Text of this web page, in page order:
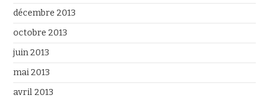
décembre 2013
octobre 2013
juin 2013
mai 2013
avril 2013